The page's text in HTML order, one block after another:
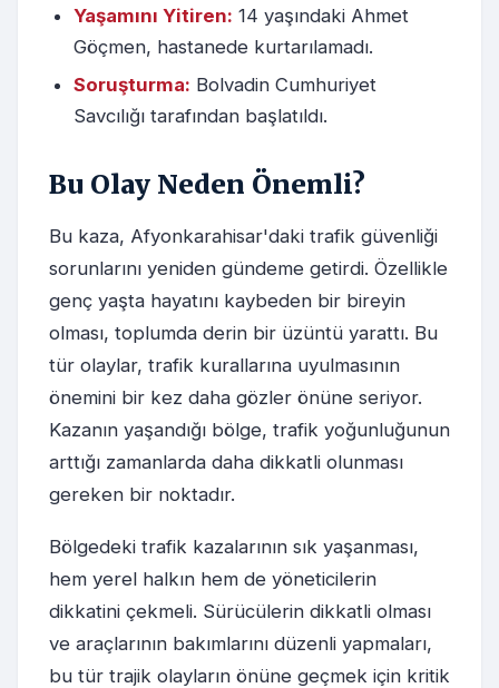
Yaşamını Yitiren: 14 yaşındaki Ahmet
Göçmen, hastanede kurtarılamadı.
Soruşturma: Bolvadin Cumhuriyet
Savcılığı tarafından başlatıldı.
Bu Olay Neden Önemli?
Bu kaza, Afyonkarahisar'daki trafik güvenliği
sorunlarını yeniden gündeme getirdi. Özellikle
genç yaşta hayatını kaybeden bir bireyin
olması, toplumda derin bir üzüntü yarattı. Bu
tür olaylar, trafik kurallarına uyulmasının
önemini bir kez daha gözler önüne seriyor.
Kazanın yaşandığı bölge, trafik yoğunluğunun
arttığı zamanlarda daha dikkatli olunması
gereken bir noktadır.
Bölgedeki trafik kazalarının sık yaşanması,
hem yerel halkın hem de yöneticilerin
dikkatini çekmeli. Sürücülerin dikkatli olması
ve araçlarının bakımlarını düzenli yapmaları,
bu tür trajik olayların önüne geçmek için kritik